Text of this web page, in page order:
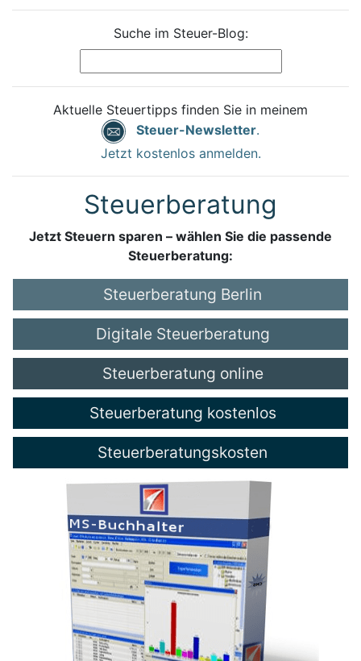
Suche im Steuer-Blog:
Aktuelle Steuertipps finden Sie in meinem
Steuer-Newsletter.
Jetzt kostenlos anmelden.
Steuerberatung
Jetzt Steuern sparen – wählen Sie die passende
Steuerberatung:
Steuerberatung Berlin
Digitale Steuerberatung
Steuerberatung online
Steuerberatung kostenlos
Steuerberatungskosten